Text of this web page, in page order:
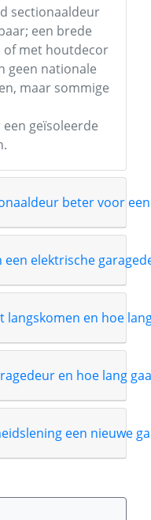
sectionaaldeur
een brede
of met houtdecor
geen nationale
maar sommige
geïsoleerde
beter voor
elektrische
langskomen en hoe
en hoe lang
een nieuwe